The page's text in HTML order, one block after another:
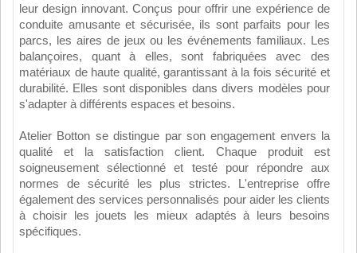
leur design innovant. Conçus pour offrir une expérience de
conduite amusante et sécurisée, ils sont parfaits pour les
parcs, les aires de jeux ou les événements familiaux. Les
balançoires, quant à elles, sont fabriquées avec des
matériaux de haute qualité, garantissant à la fois sécurité et
durabilité. Elles sont disponibles dans divers modèles pour
s'adapter à différents espaces et besoins.
Atelier Botton se distingue par son engagement envers la
qualité et la satisfaction client. Chaque produit est
soigneusement sélectionné et testé pour répondre aux
normes de sécurité les plus strictes. L'entreprise offre
également des services personnalisés pour aider les clients
à choisir les jouets les mieux adaptés à leurs besoins
spécifiques.